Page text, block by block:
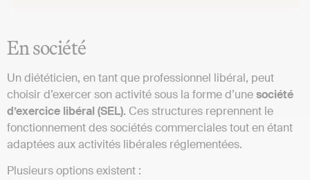
En société
Un diététicien, en tant que professionnel libéral, peut
choisir d’exercer son activité sous la forme d’unesociété
d’exercice libéral (SEL). Ces structures reprennent le
fonctionnement des sociétés commerciales tout en étant
adaptées aux activités libérales réglementées.
Plusieurs options existent :